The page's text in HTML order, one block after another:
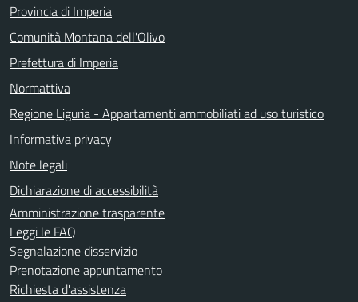
Provincia di Imperia
Comunità Montana dell'Olivo
Prefettura di Imperia
Normattiva
Regione Liguria - Appartamenti ammobiliati ad uso turistico
Informativa privacy
Note legali
Dichiarazione di accessibilità
Amministrazione trasparente
Leggi le FAQ
Segnalazione disservizio
Prenotazione appuntamento
Richiesta d'assistenza